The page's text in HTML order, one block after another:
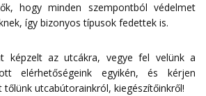
hogy minden szempontból védelmet
így bizonyos típusok fedettek is.
képzelt az utcákra, vegye fel velünk a
elérhetőségeink egyikén, és kérjen
utcabútorainkról, kiegészítőinkről!